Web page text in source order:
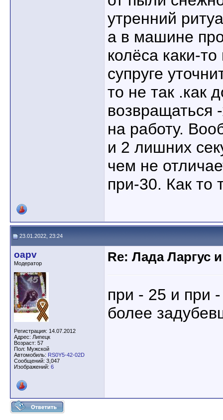
утренний
а в машине
колёса каки-
супруге
то не так .как
возвращаться
на работу.
и 2 лишних
чем не
при-30. Как то
23.01.2022, 23:24
oapv
Модератор
Регистрация: 14.07.2012
Адрес: Липецк
Возраст: 57
Пол: Мужской
Автомобиль: RS0Y5-42-02D
Сообщений: 3,047
Изображений: 6
Re: Лада Ларгус
при - 25 и при
более